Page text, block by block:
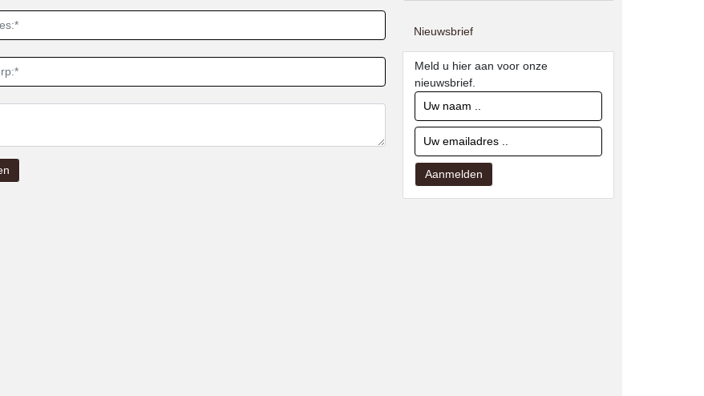
Nieuwsbrief
Meld u hier aan voor onze
nieuwsbrief.